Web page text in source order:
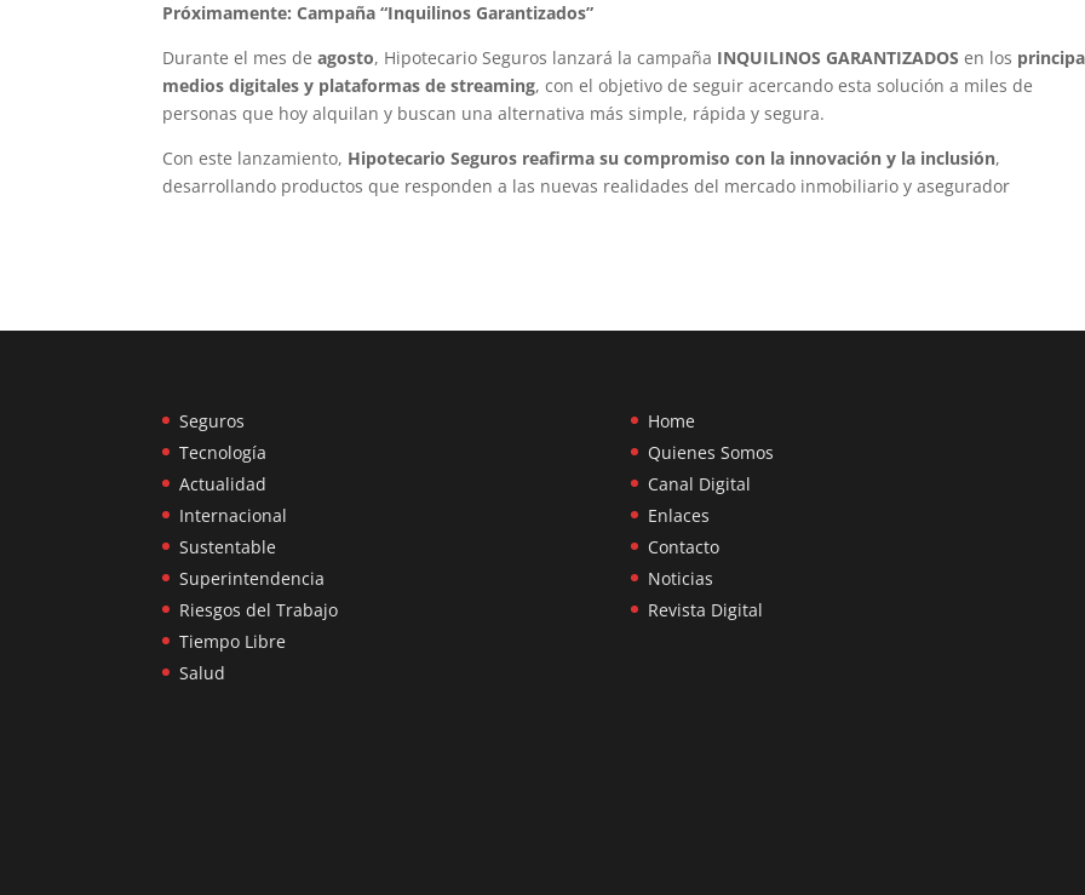
Próximamente: Campaña “Inquilinos Garantizados”
Durante el mes deagosto, Hipotecario Seguros lanzará la campaña INQUILINOS GARANTIZADOS en los
medios digitales y plataformas de streaming, con el objetivo de seguir acercando esta solución a miles de
personas que hoy alquilan y buscan una alternativa más simple, rápida y segura.
Con este lanzamiento, Hipotecario Seguros reafirma su compromiso con la innovación y la inclusión,
desarrollando productos que responden a las nuevas realidades del mercado inmobiliario y asegurador
Seguros
Tecnología
Actualidad
Internacional
Sustentable
Superintendencia
Riesgos del Trabajo
Tiempo Libre
Salud
Home
Quienes Somos
Canal Digital
Enlaces
Contacto
Noticias
Revista Digital